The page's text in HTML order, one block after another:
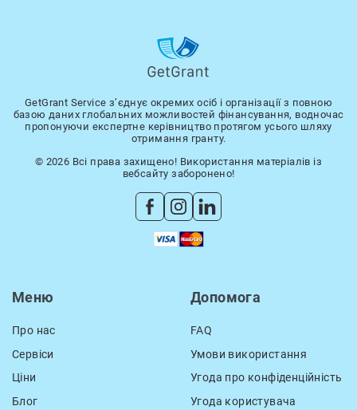
GetGrant Service з’єднує окремих осіб і організації з повною
базою даних глобальних можливостей фінансування, водночас
пропонуючи експертне керівництво протягом усього шляху
отримання гранту.
© 2026 Всі права захищено! Використання матеріалів із
вебсайту заборонено!
Меню
Про нас
Сервіси
Ціни
Блог
Допомога
FAQ
Умови використання
Угода про конфіденційність
Угода користувача